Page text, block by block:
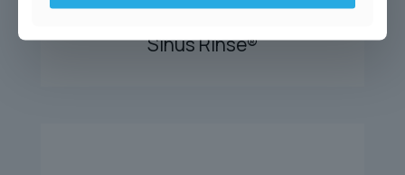
SINUS RINSE 120 REFILL
Sinus Rinse®